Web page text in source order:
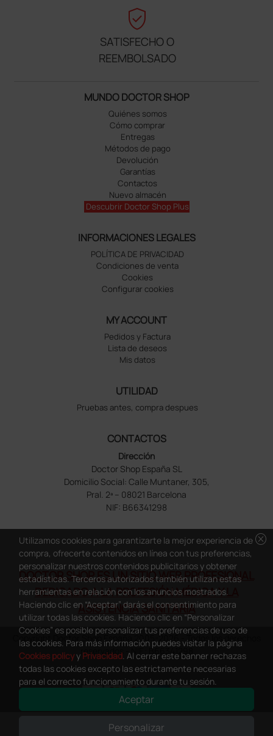
verified_user
SATISFECHO O
REEMBOLSADO
MUNDO DOCTOR SHOP
Quiénes somos
Cómo comprar
Entregas
Métodos de pago
Devolución
Garantías
Contactos
Nuevo almacén
Descubrir Doctor Shop Plus
INFORMACIONES LEGALES
POLÍTICA DE PRIVACIDAD
Condiciones de venta
Cookies
Configurar cookies
MY ACCOUNT
Pedidos y Factura
Lista de deseos
Mis datos
UTILIDAD
Pruebas antes, compra despues
CONTACTOS
Dirección
Doctor Shop España SL
Domicilio Social: Calle Muntaner, 305,
Pral. 2ª – 08021 Barcelona
NIF: B66341298
DOCTOR SHOP ES UN SITIO WEB PROFESIONAL
DEDICADO A LA PROFESIÓN MÉDICA Y LA
ASISTENCIA SANITARIA
Copyright Doctor Shop España 2005-2026 - Todos los derechos
reservados - NIF.: B66341298
This site is protected by reCAPTCHA and the Google
cancel
Utilizamos cookies para garantizarte la mejor experiencia de
compra, ofrecerte contenidos en línea con tus preferencias,
personalizar nuestros contenidos publicitarios y obtener
estadísticas. Terceros autorizados también utilizan estas
herramientas en relación con los anuncios mostrados.
Haciendo clic en “Aceptar” darás el consentimiento para
utilizar todas las cookies. Haciendo clic en “Personalizar
Cookies” es posible personalizar tus preferencias de uso de
las cookies. Para más información puedes visitar la página
Cookies policyy Privacidad. Al cerrar este banner rechazas
todas las cookies excepto las estrictamente necesarias
para el correcto funcionamiento durante tu sesión.
Aceptar
Personalizar